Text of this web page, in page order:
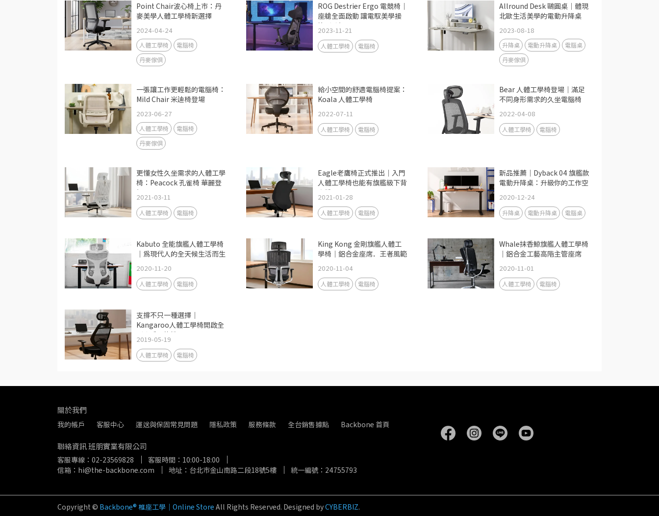
Point Chair波心椅上市：丹
麥美學人體工學椅新選擇
2024-04-24
人體工學椅
電腦椅
丹麥傢俱
ROG Destrier Ergo 電競椅｜
座艙全面啟動 讓電馭美學接
管新戰場
2023-11-21
人體工學椅 電腦椅
Allround Desk 鷗圓桌｜體現
北歐生活美學的電動升降桌
2023-08-18
升降桌 電動升降桌
電腦桌
丹麥傢俱
一張讓工作更輕鬆的電腦椅：
Mild Chair 米迪椅登場
2023-06-27
人體工學椅
電腦椅
丹麥傢俱
給小空間的舒適電腦椅提案：
Koala 人體工學椅
2022-07-11
人體工學椅 電腦椅
Bear 人體工學椅登場｜滿足
不同身形需求的久坐電腦椅
2022-04-08
人體工學椅 電腦椅
更懂女性久坐需求的人體工學
椅：Peacock 孔雀椅 華麗登
場2021-03-11
人體工學椅 電腦椅
Eagle老鷹椅正式推出｜入門
人體工學椅也能有旗艦級下背
支撐
2021-01-28
人體工學椅 電腦椅
新品推薦｜Dyback 04 旗艦款
電動升降桌：升級你的工作空
2020-12-24
升降桌 電動升降桌 電腦桌
Kabuto 全能旗艦人體工學椅
｜為現代人的全天候生活而生
2020-11-20
人體工學椅 電腦椅
King Kong 金剛旗艦人體工
學椅｜鋁合金座席．王者風範
2020-11-04
人體工學椅 電腦椅
Whale抹香鯨旗艦人體工學椅
｜鋁合金工藝高階主管座席
2020-11-01
人體工學椅 電腦椅
支撐不只一種選擇｜
Kangaroo人體工學椅開啟全
新坐感可能性
2019-05-19
人體工學椅 電腦椅
關於我們
我的帳戶 客服中心 運送與保固常見問題 隱私政策 服務條款 全台銷售據點 Backbone 首頁
聯絡資訊 班朋實業有限公司
客服專線：02-23569828
客服時間：10:00-18:00
信箱：hi@the-backbone.com
地址：台北市金山南路二段18號5樓 統一編號：24755793
Copyright © Backbone® 椎座工學｜Online Store All Rights Reserved. Designed byCYBERBIZ.